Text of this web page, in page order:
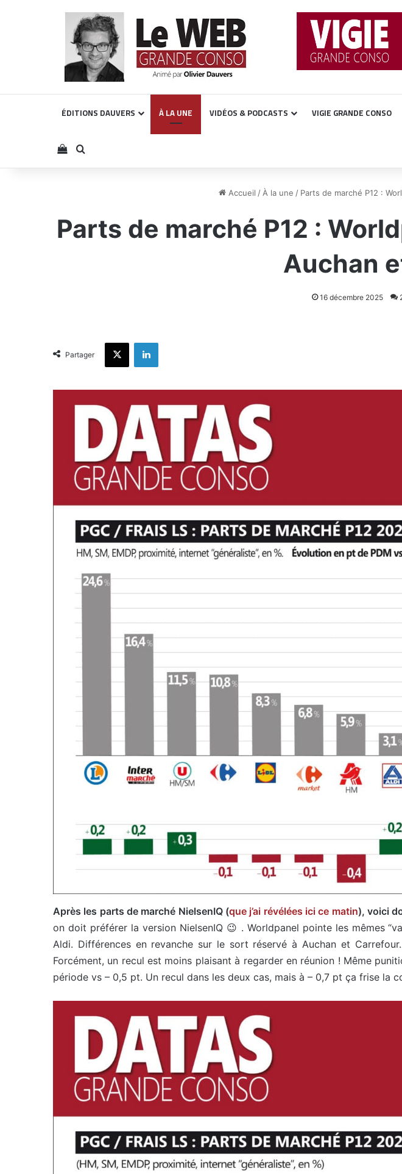
ÉDITIONS DAUVERS À LA UNE VIDÉOS & PODCASTS VIGIE GRANDE CONSO
Voir votre panier
Rechercher
Accueil / À la une / Parts de marché P12 :
Parts de marché P12 :
Auchan
16 décembre 2025
Partager
X Linkedin
Après les parts de marché NielsenIQ (que j’ai révélées ici ce matin), voici
on doit préférer la version NielsenIQ 😉 . Worldpanel pointe les mêmes
Aldi. Différences en revanche sur le sort réservé à Auchan et
Forcément, un recul est moins plaisant à regarder en réunion ! Même
période vs – 0,5 pt. Un recul dans les deux cas, mais à – 0,7 pt ça frise la